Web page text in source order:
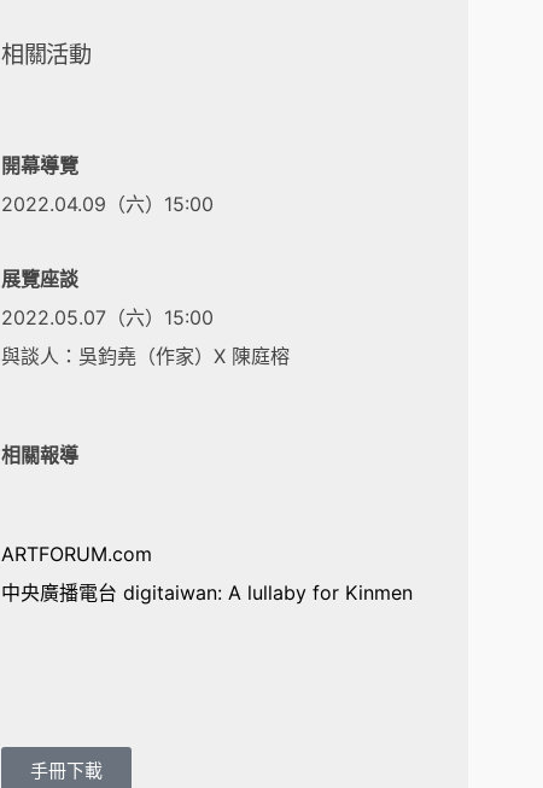
相關活動
開幕導覽
2022.04.09（六）15:00
展覽座談
2022.05.07（六）15:00
與談人：吳鈞堯（作家）X 陳庭榕
相關報導
ARTFORUM.com
中央廣播電台digitaiwan: A lullaby for Kinmen
手冊下載